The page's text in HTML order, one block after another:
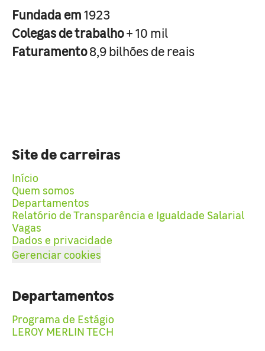
Fundada em1923
Colegas de trabalho+ 10 mil
Faturamento8,9 bilhões de reais
Site de carreiras
Início
Quem somos
Departamentos
Relatório de Transparência e Igualdade Salarial
Vagas
Dados e privacidade
Gerenciar cookies
Departamentos
Programa de Estágio
LEROY MERLIN TECH